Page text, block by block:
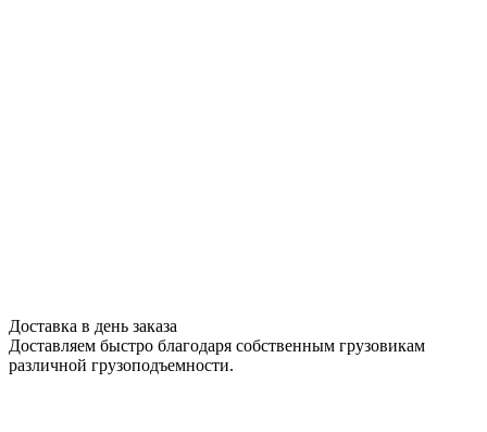
Доставка в день заказа
Доставляем быстро благодаря собственным грузовикам
различной грузоподъемности.